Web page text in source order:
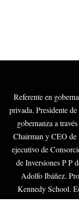
Referente en
privada. Presidente
gobernanza a
Chairman y CEO
ejecutivo de
de Inversiones P P
Adolfo Ibáñez.
Kennedy School.